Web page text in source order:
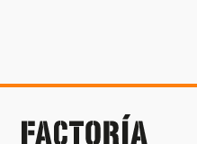
nuestra
¡Gracias por